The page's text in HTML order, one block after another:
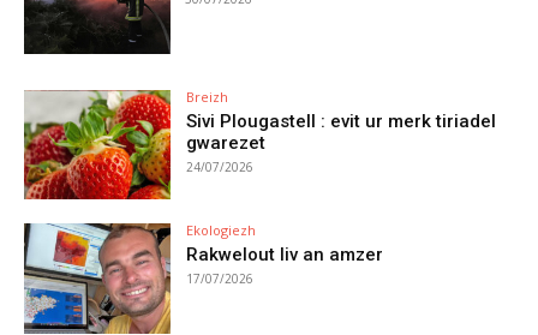
Breizh
Sivi Plougastell : evit ur merk tiriadel
gwarezet
24/07/2026
Ekologiezh
Rakwelout liv an amzer
17/07/2026